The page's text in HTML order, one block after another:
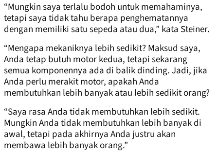
“Mungkin saya terlalu bodoh untuk memahaminya,
tetapi saya tidak tahu berapa penghematannya
dengan memiliki satu sepeda atau dua,” kata Steiner.
“Mengapa mekaniknya lebih sedikit? Maksud saya,
Anda tetap butuh motor kedua, tetapi sekarang
semua komponennya ada di balik dinding. Jadi, jika
Anda perlu merakit motor, apakah Anda
membutuhkan lebih banyak atau lebih sedikit orang?
“Saya rasa Anda tidak membutuhkan lebih sedikit.
Mungkin Anda tidak membutuhkan lebih banyak di
awal, tetapi pada akhirnya Anda justru akan
membawa lebih banyak orang.”